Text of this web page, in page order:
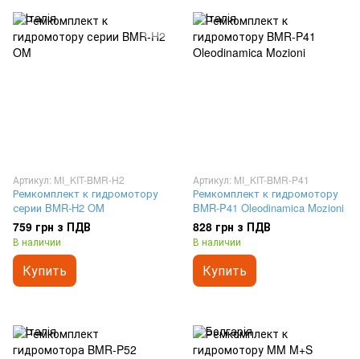
Артикул: MI_KIT-BMR-H2
Ремкомплект к гидромотору
серии BMR-H2 OM
759 грн з ПДВ
В наличии
Купить
Артикул: MI_KIT-BMR-P41
Ремкомплект к гидромотору
BMR-P41 Oleodinamica Mozioni
828 грн з ПДВ
В наличии
Купить